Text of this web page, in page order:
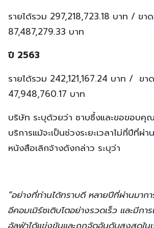
รายได้รวม 297,218,723.18 บาท / ขา
87,487,279.33 บาท
ปี 2563
รายได้รวม 242,121,167.24 บาท / ขา
47,948,760.17 บาท
บริษัท ระบุด้วยว่า ซาบซึ้งและขอขอบคุ
บริการแม้จะเป็นช่วงระยะเวลาไม่กี่ปีที่ผ่
หนังสือเลิกจ้างดังกล่าว ระบุว่า
“อย่างที่ท่านได้ทราบดี หลายปีที่ผ่านมา
อีคอมเมิร์ซเติบโตอย่างรวดเร็ว และมีก
อัลฟ่าได้แข่งขันและถูกจัดอันดับสูงสุดใ